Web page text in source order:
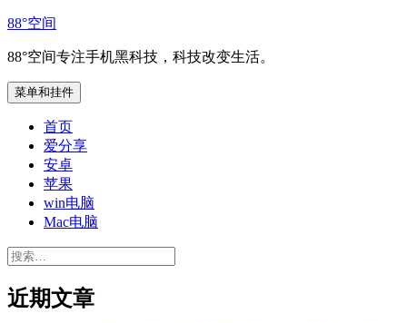
跳
内
容
88°空间
88°空间专注手机黑科技，科技改变生活。
菜单和挂件
首页
爱分享
安卓
苹果
win电脑
Mac电脑
搜
近期文章